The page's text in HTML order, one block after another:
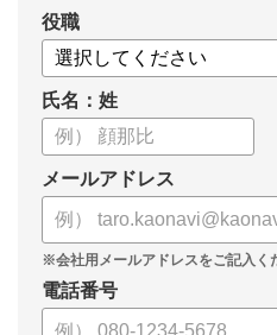
役職
氏名：姓
メールアドレス
電話番号